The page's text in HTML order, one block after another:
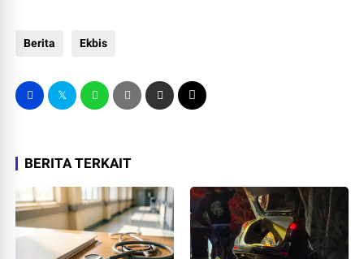
Berita Ekbis
BERITA TERKAIT